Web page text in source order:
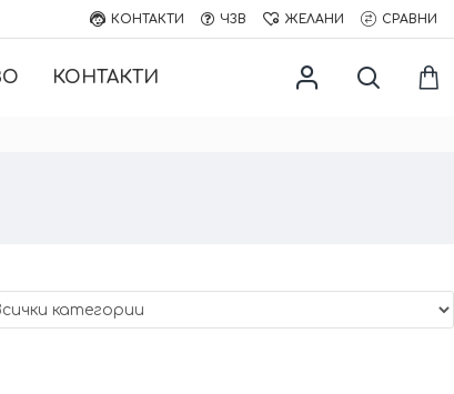
КОНТАКТИ ЧЗВ ЖЕЛАНИ СРАВНИ
КОНТАКТИ